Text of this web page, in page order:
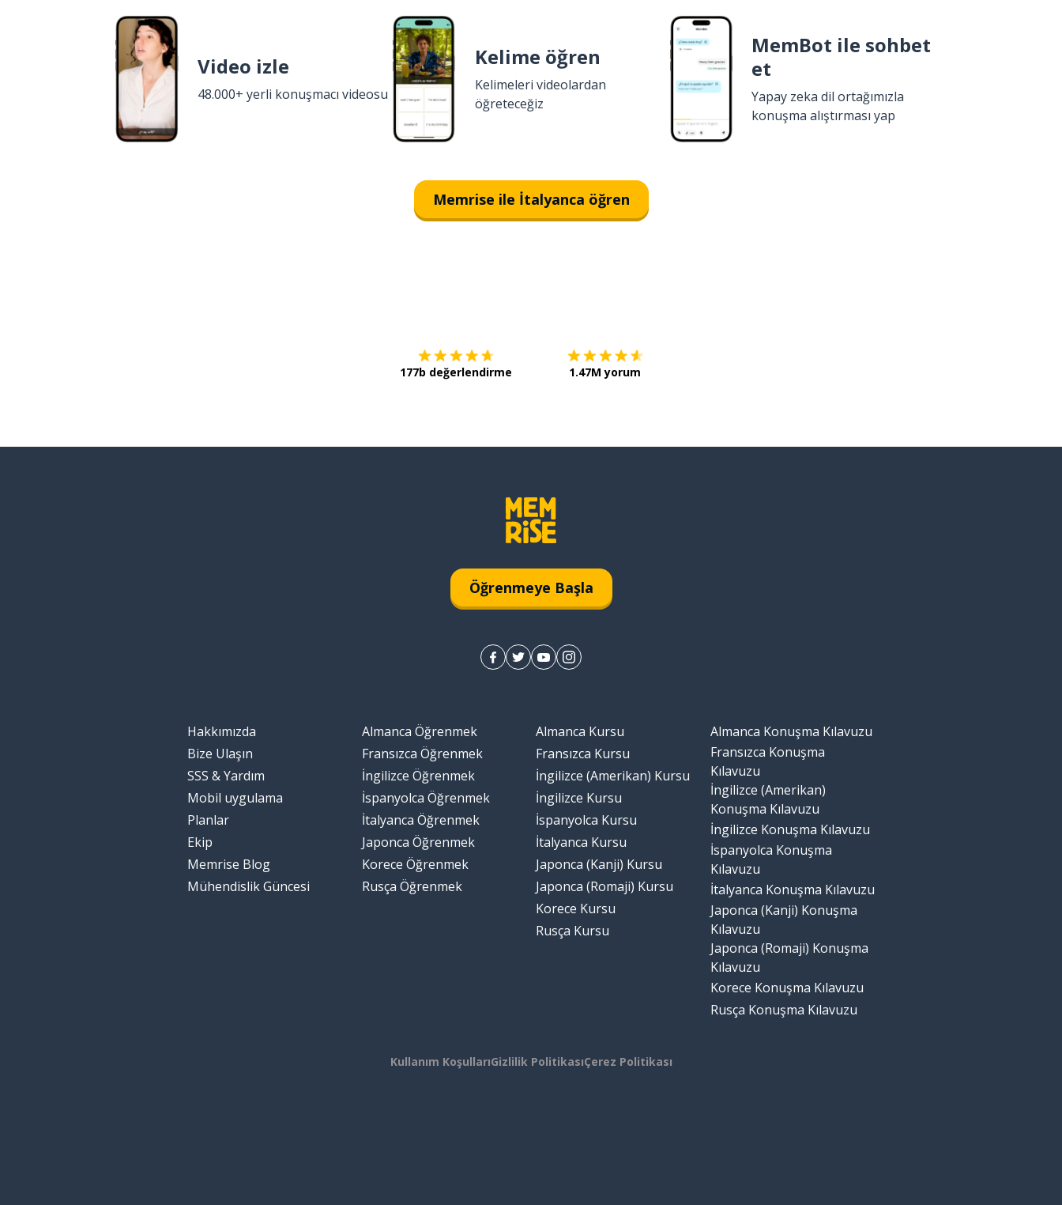
Video izle
48.000+ yerli konuşmacı videosu
Kelime öğren
Kelimeleri videolardan
öğreteceğiz
MemBot ile sohbet
et
Yapay zeka dil ortağımızla
konuşma alıştırması yap
Memrise ile İtalyanca öğren
177b değerlendirme 1.47M yorum
Öğrenmeye Başla
Hakkımızda
Bize Ulaşın
SSS & Yardım
Mobil uygulama
Planlar
Ekip
Memrise Blog
Mühendislik Güncesi
Almanca Öğrenmek
Fransızca Öğrenmek
İngilizce Öğrenmek
İspanyolca Öğrenmek
İtalyanca Öğrenmek
Japonca Öğrenmek
Korece Öğrenmek
Rusça Öğrenmek
Almanca Kursu
Fransızca Kursu
İngilizce (Amerikan) Kursu
İngilizce Kursu
İspanyolca Kursu
İtalyanca Kursu
Japonca (Kanji) Kursu
Japonca (Romaji) Kursu
Korece Kursu
Rusça Kursu
Almanca Konuşma Kılavuzu
Fransızca Konuşma
Kılavuzu
İngilizce (Amerikan)
Konuşma Kılavuzu
İngilizce Konuşma Kılavuzu
İspanyolca Konuşma
Kılavuzu
İtalyanca Konuşma Kılavuzu
Japonca (Kanji) Konuşma
Kılavuzu
Japonca (Romaji) Konuşma
Kılavuzu
Korece Konuşma Kılavuzu
Rusça Konuşma Kılavuzu
Kullanım KoşullarıGizlilik PolitikasıÇerez Politikası